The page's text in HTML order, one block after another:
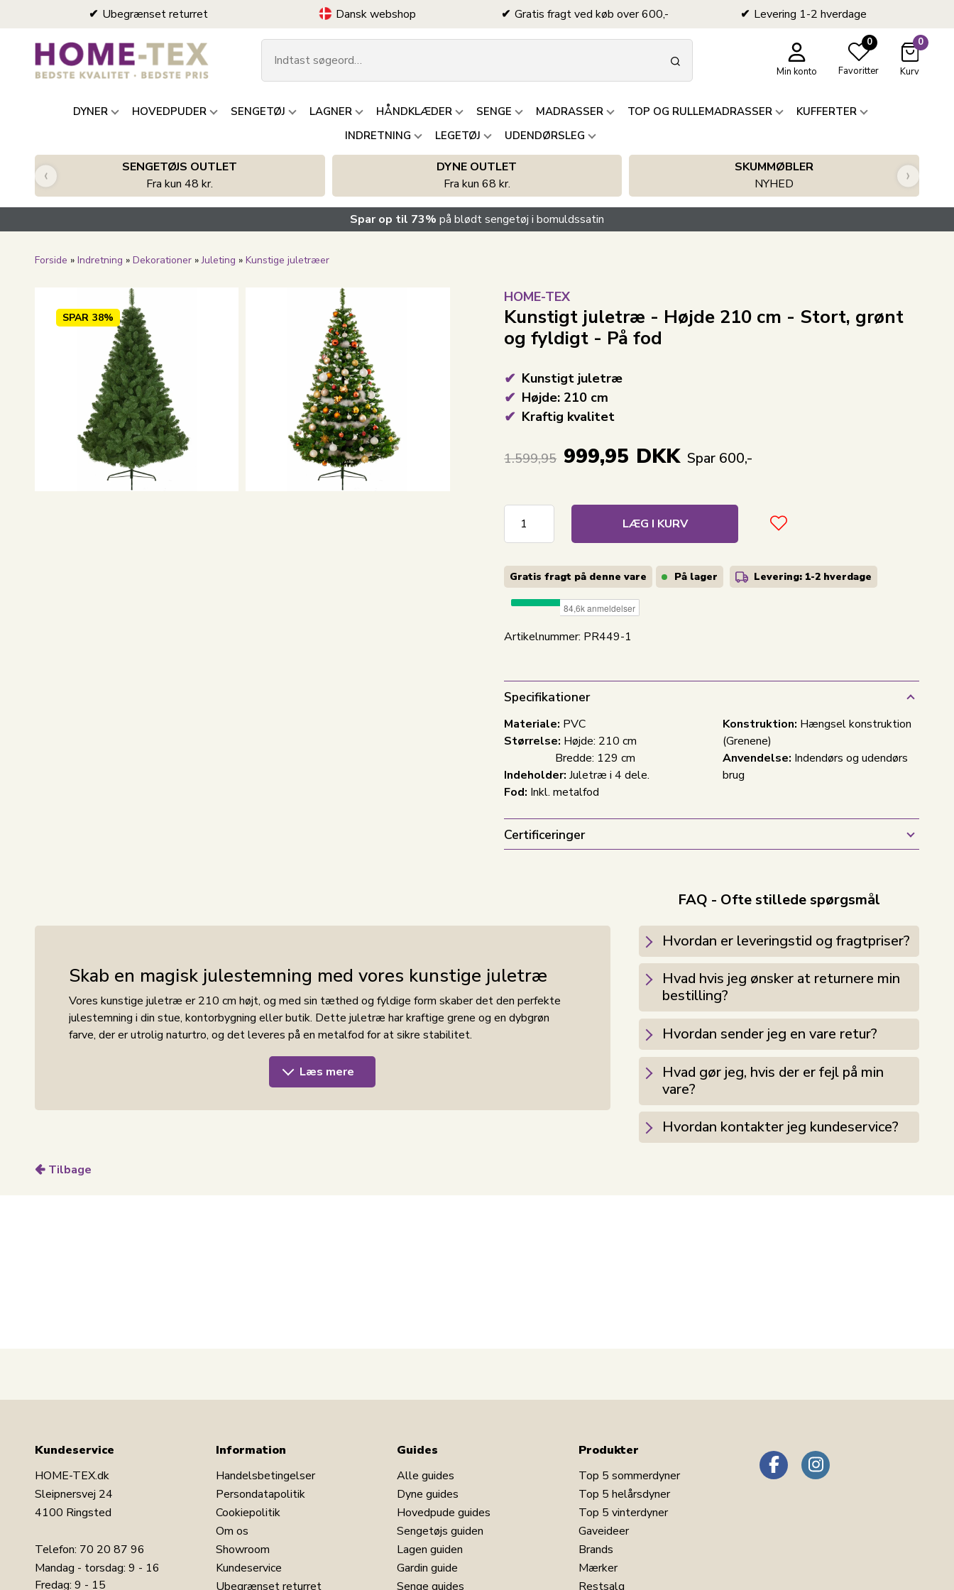
Ubegrænset returret Dansk webshop Gratis fragt ved køb over 600,- Levering 1-2 hverdage
Min konto
0
Favoritter
0
Kurv
DYNER HOVEDPUDER SENGETØJ LAGNER HÅNDKLÆDER SENGE MADRASSER TOP OG RULLEMADRASSER
KUFFERTER
INDRETNING
LEGETØJ UDENDØRSLEG
SENGETØJS OUTLET
Fra kun 48 kr.
DYNE OUTLET
Fra kun 68 kr.
SKUMMØBLER
NYHED
‹ ›
Spar op til 73% på blødt sengetøj i bomuldssatin
Forside » Indretning » Dekorationer»Juleting » Kunstige juletræer
SPAR 38%
HOME-TEX
Kunstigt juletræ - Højde 210 cm - Stort, grønt
og fyldigt - På fod
Kunstigt juletræ
Højde: 210 cm
Kraftig kvalitet
1.599,95 999,95 DKK Spar 600,-
LÆG I KURV
Gratis fragt på denne vare På lager Levering: 1-2 hverdage
Artikelnummer: PR449-1
Specifikationer
Materiale: PVC
Størrelse: Højde: 210 cm
Bredde: 129 cm
Indeholder: Juletræ i 4 dele.
Fod: Inkl. metalfod
Konstruktion: Hængsel konstruktion
(Grenene)
Anvendelse: Indendørs og udendørs
brug
Certificeringer
Skab en magisk julestemning med vores kunstige juletræ
Vores kunstige juletræ er 210 cm højt, og med sin tæthed og fyldige form skaber det den perfekte
julestemning i din stue, kontorbygning eller butik. Dette juletræ har kraftige grene og en dybgrøn
farve, der er utrolig naturtro, og det leveres på en metalfod for at sikre stabilitet.
Juletræet kommer i 4 dele, hvilket gør det hurtigt og nemt at sætte op og tage ned igen. Med dette
kunstige juletræ undgår du dryssende nåle på gulvet og besværet med at skille dig af med træet
sæsoner, men også bidrager til at skabe et naturtro udseende. Dette betyder, at du kan genbruge dit
Har du spørgsmål til produktet?
Læs mere
FAQ - Ofte stillede spørgsmål
Hvordan er leveringstid og fragtpriser?
Hvad hvis jeg ønsker at returnere min
bestilling?
Hvordan sender jeg en vare retur?
Hvad gør jeg, hvis der er fejl på min
vare?
Hvordan kontakter jeg kundeservice?
Tilbage
Kundeservice
HOME-TEX.dk
Sleipnersvej 24
4100 Ringsted
Telefon: 70 20 87 96
Mandag - torsdag: 9 - 16
Fredag: 9 - 15
Information
Handelsbetingelser
Persondatapolitik
Cookiepolitik
Om os
Showroom
Kundeservice
Ubegrænset returret
Guides
Alle guides
Dyne guides
Hovedpude guides
Sengetøjs guiden
Lagen guiden
Gardin guide
Senge guides
Produkter
Top 5 sommerdyner
Top 5 helårsdyner
Top 5 vinterdyner
Gaveideer
Brands
Mærker
Restsalg